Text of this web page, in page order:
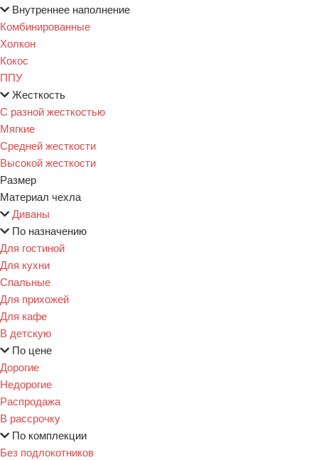
Внутреннее наполнение
Комбинированные
Холкон
Кокос
ППУ
Жесткость
С разной жесткостью
Мягкие
Средней жесткости
Высокой жесткости
Размер
Материал чехла
Диваны
По назначению
Для гостиной
Для кухни
Спальные
Для прихожей
Для кафе
В детскую
По цене
Дорогие
Недорогие
Распродажа
В рассрочку
По комплекции
Без подлокотников